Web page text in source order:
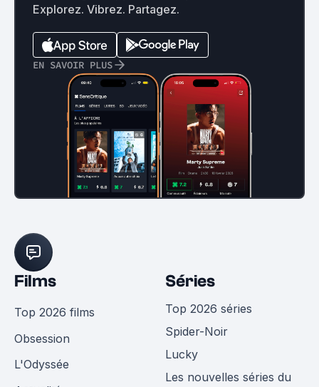
Explorez. Vibrez. Partagez.
EN SAVOIR PLUS
Films
Top 2026 films
Obsession
L'Odyssée
Séries
Top 2026 séries
Spider-Noir
Lucky
Les nouvelles séries du